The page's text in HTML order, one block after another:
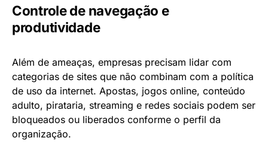
Controle de navegação e
produtividade
Além de ameaças, empresas precisam lidar com
categorias de sites que não combinam com a política
de uso da internet. Apostas, jogos online, conteúdo
adulto, pirataria, streaming e redes sociais podem ser
bloqueados ou liberados conforme o perfil da
organização.